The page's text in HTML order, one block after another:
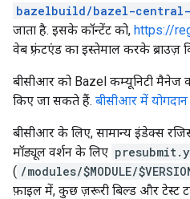
bazelbuild/bazel-
जाता है. इसके कॉन्टेंट को, https://
वेब फ़्रंटएंड का इस्तेमाल करके ब्राउज़
बीसीआर को Bazel कम्यूनिटी मैनेज
किए जा सकते हैं. बीसीआर में
बीसीआर के लिए, सामान्य इंडेक्स
मॉड्यूल वर्शन के लिए
( /modules/$MODULE/
फ़ाइल में, कुछ ज़रूरी बिल्ड और टेस्ट